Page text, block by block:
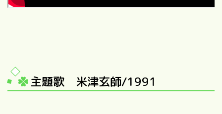
主題歌 米津玄師/1991